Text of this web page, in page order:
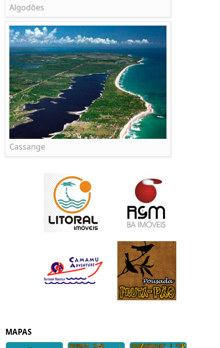
Algodões
Cassange
MAPAS